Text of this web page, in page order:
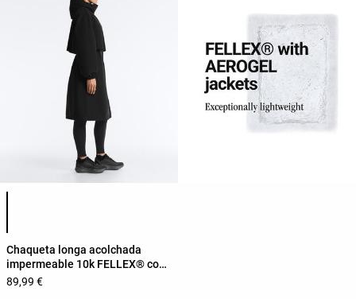
Chaqueta longa acolchada
impermeable 10k FELLEX® con
AEROGEL
89,99 €